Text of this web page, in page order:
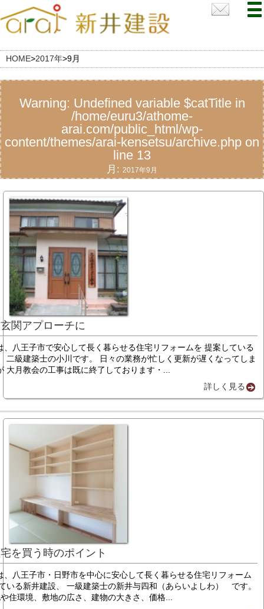
HOME>2017年>9月
Warning: Undefined variable $catTitle in
/home/euru3/athome-
arai.com/public_html/wp-
content/themes/arai-kensetsu/archive.php on
line 13
月: 2017年9月
関アプローチに
、八王子市で安心して長く暮らせる住宅リフォームを 提案している
二級建築士の小川です。 日々の業務が忙しく更新が遅くなってしま
大月教会の工事は既に終了しております・...
詳しく見る
を買う時のポイント
、八王子市・日野市を中心に安心して長く暮らせる住宅リフォーム
いる新井建設、 一級建築士の新井与四和（あらいよしわ） です。
境、敷地の広さ、建物の大きさ、価格...